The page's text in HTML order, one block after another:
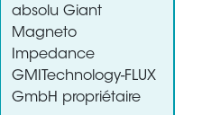
absolu Giant
Magneto
Impedance
GMITechnology-FLUX
GmbH propriétaire